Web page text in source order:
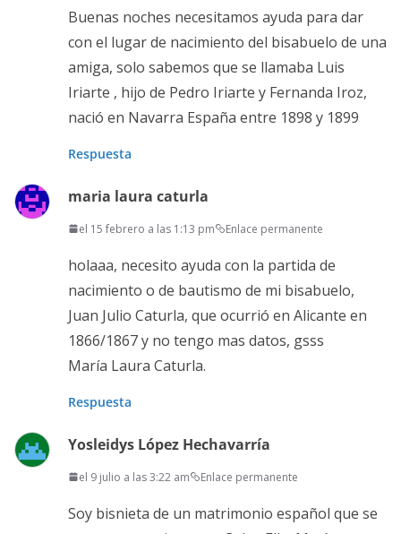
Buenas noches necesitamos ayuda para dar
con el lugar de nacimiento del bisabuelo de una
amiga, solo sabemos que se llamaba Luis
Iriarte , hijo de Pedro Iriarte y Fernanda Iroz,
nació en Navarra España entre 1898 y 1899
Respuesta
maria laura caturla
el 15 febrero a las 1:13 pm Enlace permanente
holaaa, necesito ayuda con la partida de
nacimiento o de bautismo de mi bisabuelo,
Juan Julio Caturla, que ocurrió en Alicante en
1866/1867 y no tengo mas datos, gsss
María Laura Caturla.
Respuesta
Yosleidys López Hechavarría
el 9 julio a las 3:22 am Enlace permanente
Soy bisnieta de un matrimonio español que se